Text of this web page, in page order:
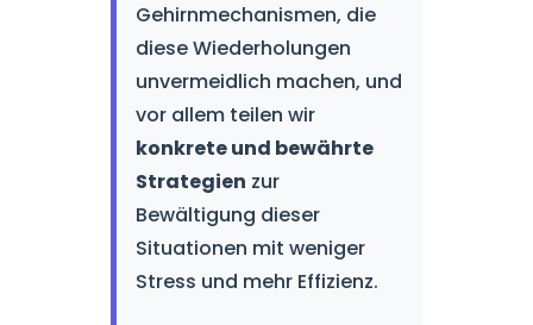
Gehirnmechanismen, die
diese Wiederholungen
unvermeidlich machen, und
vor allem teilen wir
konkrete und bewährte
Strategien zur
Bewältigung dieser
Situationen mit weniger
Stress und mehr Effizienz.